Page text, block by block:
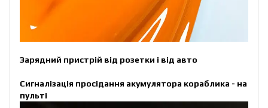
Зарядний пристрій від розетки і від авто
Сигналізація просідання акумулятора кораблика - на
пульті